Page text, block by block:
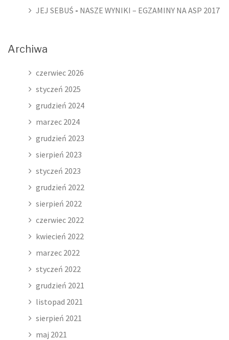
JEJ SEBUŚ - NASZE WYNIKI – EGZAMINY NA ASP 2017
Archiwa
czerwiec 2026
styczeń 2025
grudzień 2024
marzec 2024
grudzień 2023
sierpień 2023
styczeń 2023
grudzień 2022
sierpień 2022
czerwiec 2022
kwiecień 2022
marzec 2022
styczeń 2022
grudzień 2021
listopad 2021
sierpień 2021
maj 2021